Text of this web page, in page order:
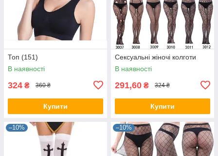
Топ (151)
В наявності
324 ₴ 360 ₴
Купити
Сексуальні жіночі колготи
В наявності
291,60 ₴ 324 ₴
Купити
–10% –10%